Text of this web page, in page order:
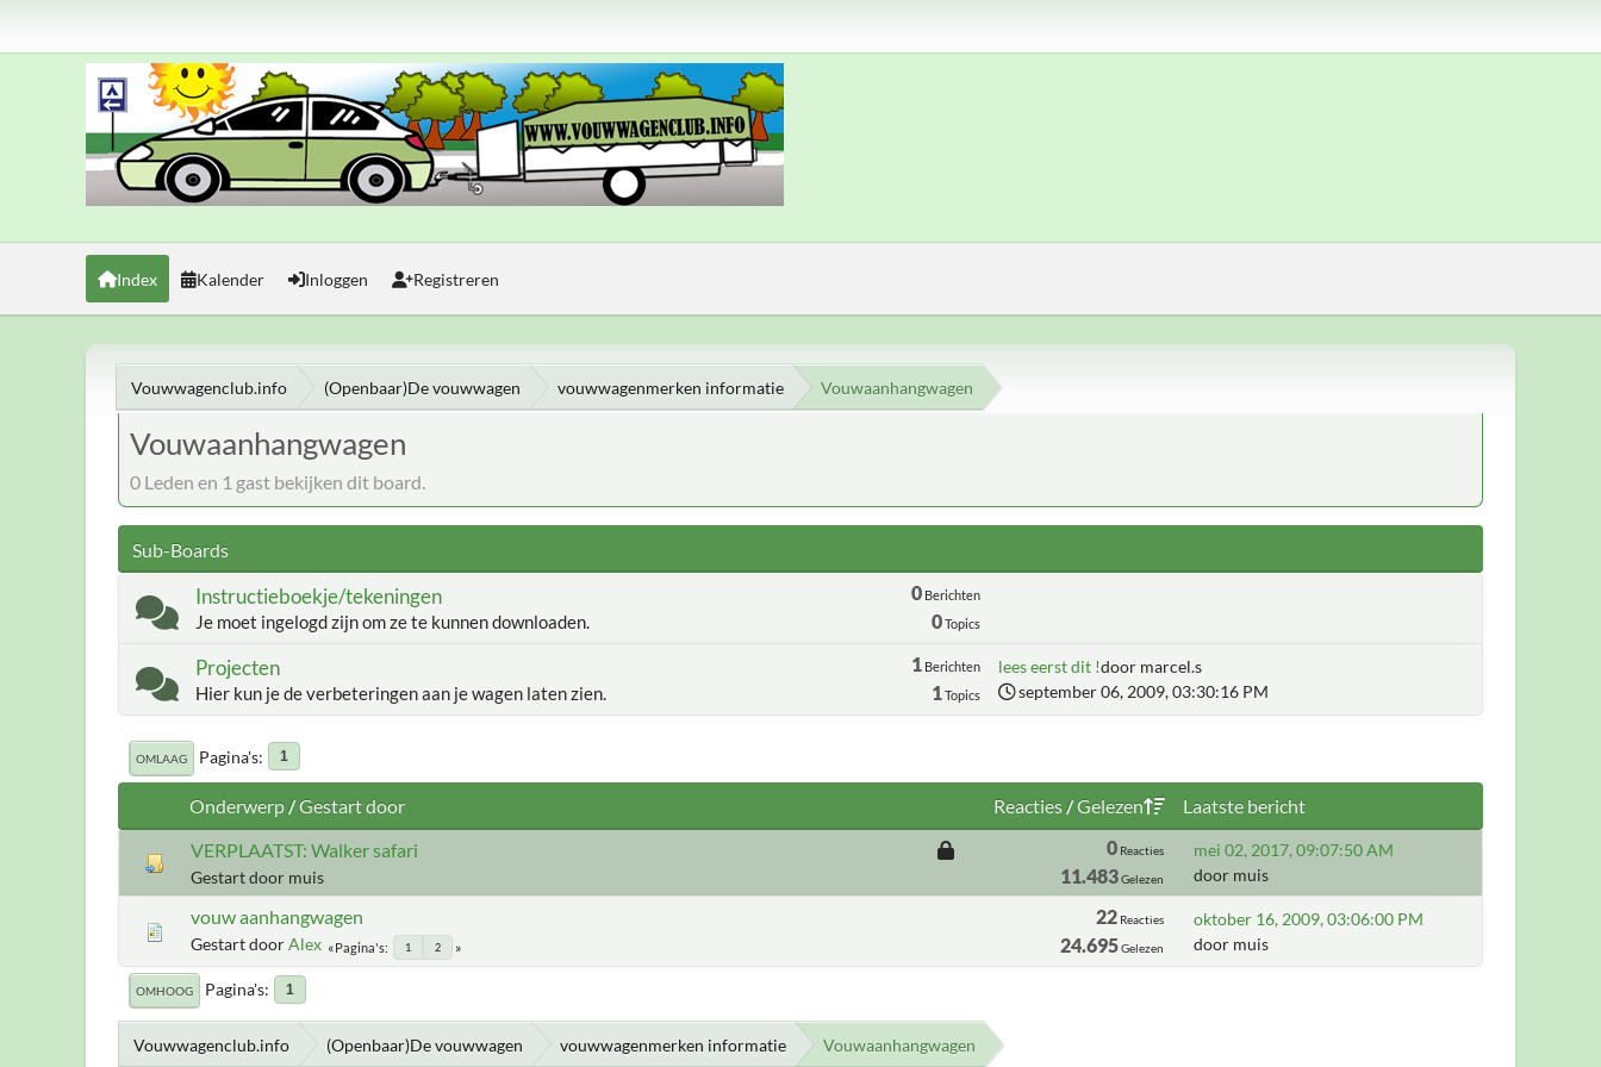
Index Kalender Inloggen Registreren
Vouwwagenclub.info (Openbaar)De vouwwagen vouwwagenmerken informatie Vouwaanhangwagen
Vouwaanhangwagen
0 Leden en 1 gast bekijken dit board.
Sub-Boards
Instructieboekje/tekeningen
Je moet ingelogd zijn om ze te kunnen downloaden.
0Berichten
0Topics
Projecten
Hier kun je de verbeteringen aan je wagen laten zien.
1Berichten
1Topics
lees eerst dit !door marcel.s
september 06, 2009, 03:30:16 PM
OMLAAG Pagina's 1
Onderwerp/Gestart door Reacties/Gelezen
Laatste bericht
VERPLAATST: Walker safari
Gestart door muis
0 Reacties
11.483Gelezen
mei 02, 2017, 09:07:50 AM
door muis
vouw aanhangwagen
Gestart doorAlex Pagina's 1 2
22 Reacties
24.695Gelezen
oktober 16, 2009, 03:06:00 PM
door muis
OMHOOG Pagina's 1
Vouwwagenclub.info (Openbaar)De vouwwagen vouwwagenmerken informatie Vouwaanhangwagen